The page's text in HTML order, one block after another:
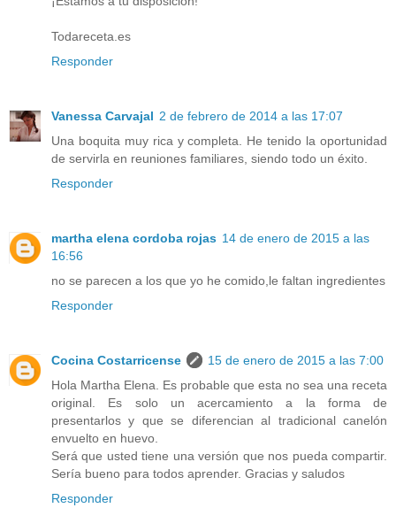
Todareceta.es
Responder
Vanessa Carvajal 2 de febrero de 2014 a las 17:07
Una boquita muy rica y completa. He tenido la oportunidad
de servirla en reuniones familiares, siendo todo un éxito.
Responder
martha elena cordoba rojas 14 de enero de 2015 a las
16:56
no se parecen a los que yo he comido,le faltan ingredientes
Responder
Cocina Costarricense
15 de enero de 2015 a las 7:00
Hola Martha Elena. Es probable que esta no sea una receta
original. Es solo un acercamiento a la forma de
presentarlos y que se diferencian al tradicional canelón
envuelto en huevo.
Será que usted tiene una versión que nos pueda compartir.
Sería bueno para todos aprender. Gracias y saludos
Responder